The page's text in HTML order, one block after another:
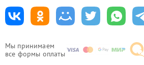
Мы принимаем
все формы оплаты